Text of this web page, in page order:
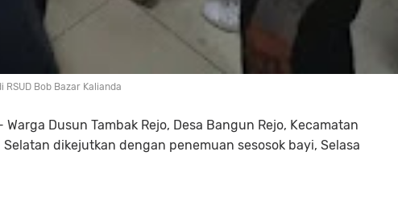
Bob Bazar Kalianda
Warga Dusun Tambak Rejo, Desa Bangun Rejo, Kecamatan
dikejutkan dengan penemuan sesosok bayi, Selasa